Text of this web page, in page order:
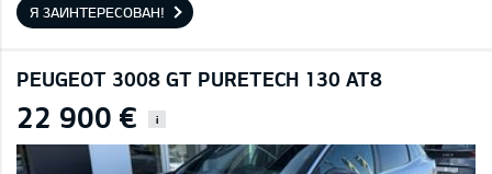
Я ЗАИНТЕРЕСОВАН!
PEUGEOT 3008 GT PURETECH 130 AT8
22 900 € i